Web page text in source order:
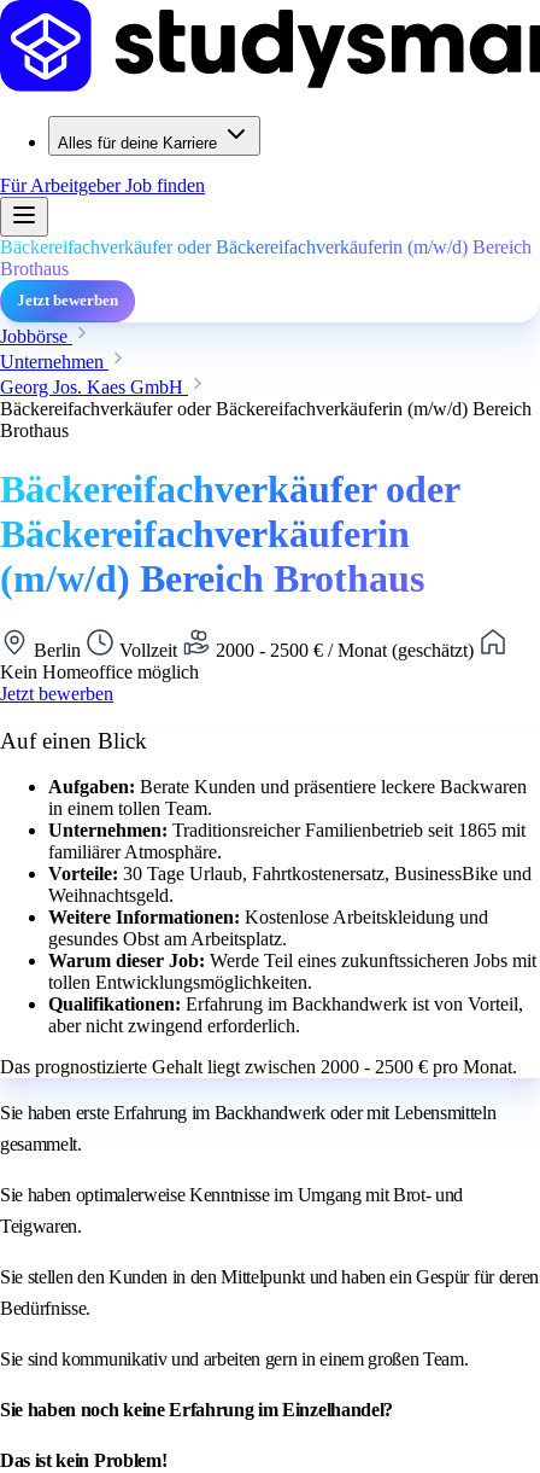
Alles für deine Karriere
Für ArbeitgeberJob finden
Bäckereifachverkäufer oder Bäckereifachverkäuferin (m/w/d) Bereich
Brothaus
Jetzt bewerben
Jobbörse
Unternehmen
Georg Jos. Kaes GmbH
Bäckereifachverkäufer oder Bäckereifachverkäuferin (m/w/d) Bereich
Brothaus
Bäckereifachverkäufer oder
Bäckereifachverkäuferin
(m/w/d) Bereich Brothaus
Berlin Vollzeit
2000 - 2500 € / Monat (geschätzt)
Kein Homeoffice möglich
Jetzt bewerben
Auf einen Blick
Aufgaben: Berate Kunden und präsentiere leckere Backwaren
in einem tollen Team.
Unternehmen: Traditionsreicher Familienbetrieb seit 1865 mit
familiärer Atmosphäre.
Vorteile: 30 Tage Urlaub, Fahrtkostenersatz, BusinessBike und
Weihnachtsgeld.
Weitere Informationen: Kostenlose Arbeitskleidung und
gesundes Obst am Arbeitsplatz.
Warum dieser Job: Werde Teil eines zukunftssicheren Jobs mit
tollen Entwicklungsmöglichkeiten.
Qualifikationen: Erfahrung im Backhandwerk ist von Vorteil,
aber nicht zwingend erforderlich.
Das prognostizierte Gehalt liegt zwischen 2000 - 2500 € pro Monat.
Sie haben erste Erfahrung im Backhandwerk oder mit Lebensmitteln
gesammelt.
Sie haben optimalerweise Kenntnisse im Umgang mit Brot- und
Teigwaren.
Sie stellen den Kunden in den Mittelpunkt und haben ein Gespür für deren
Bedürfnisse.
Sie sind kommunikativ und arbeiten gern in einem großen Team.
Sie haben noch keine Erfahrung im Einzelhandel?
Das ist kein Problem!